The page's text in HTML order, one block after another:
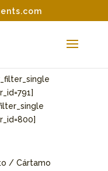
/ Cártamo